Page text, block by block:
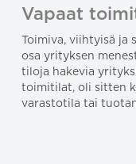
Vapaat
Toimiva, viihtyisä
osa yrityksen
tiloja hakevia
toimitilat, oli sitten
varastotila tai